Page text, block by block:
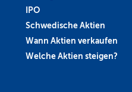
IPO
Schwedische Aktien
Wann Aktien verkaufen
Welche Aktien steigen?